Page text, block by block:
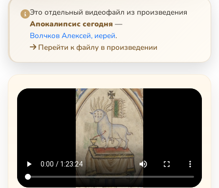
Это отдельный видеофайл из произведения
Апокалипсис сегодня —
Волчков Алексей, иерей.
Перейти к файлу в произведении